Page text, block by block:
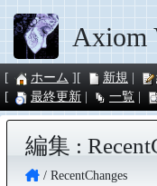
Axiom
ホーム 新規
最終更新
一覧
編集 :
RecentChanges